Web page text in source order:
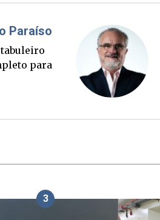
Bordignon
Garibaldi virou
eleitoral
3